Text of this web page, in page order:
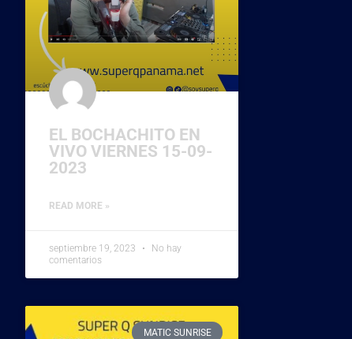
EL BOCHACHITO EN
VIVO VIERNES 15-09-
2023
READ MORE »
septiembre 19, 2023
No hay
comentarios
MATIC SUNRISE